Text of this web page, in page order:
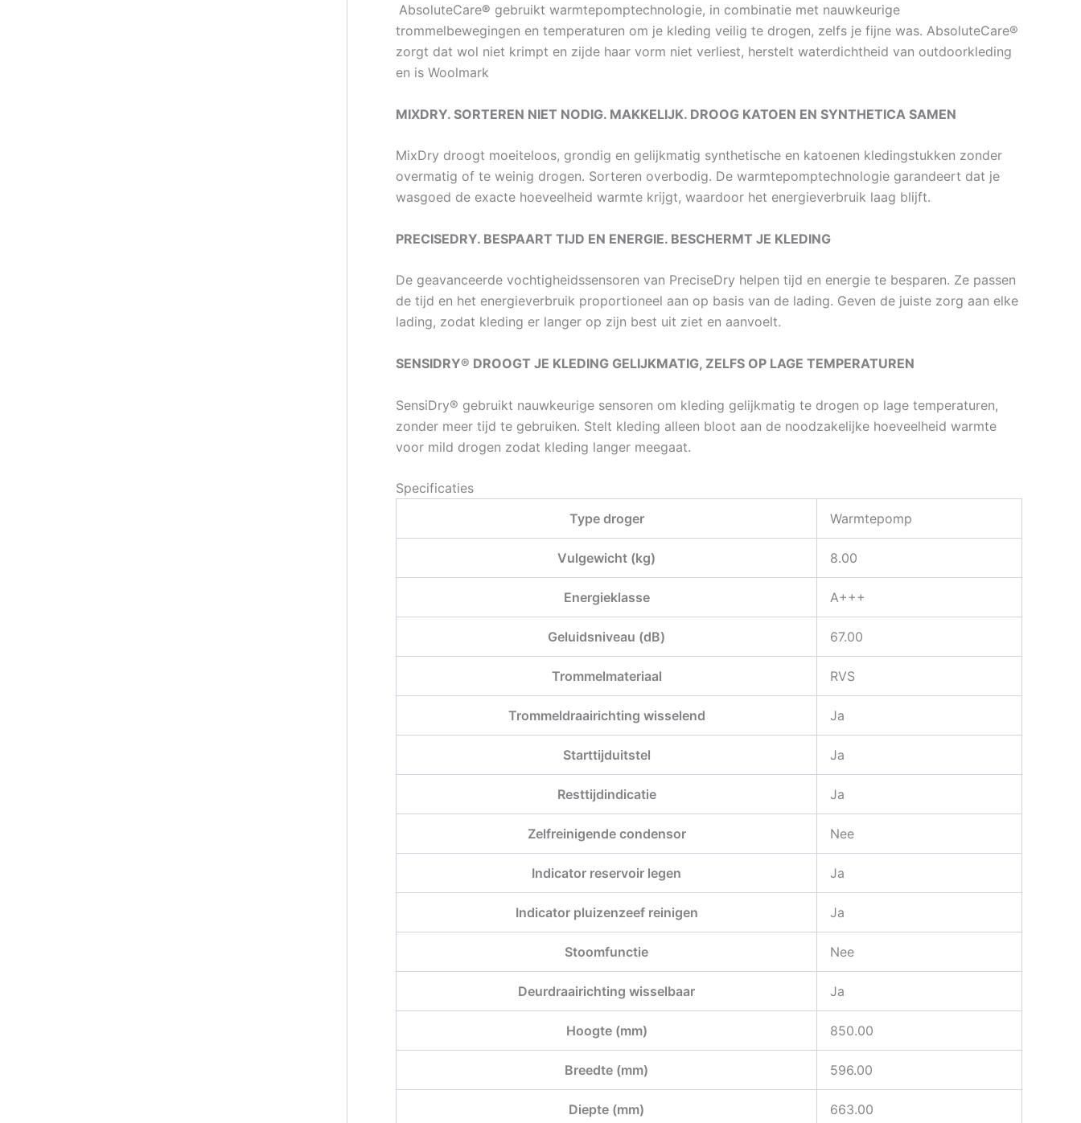
AbsoluteCare® gebruikt warmtepomptechnologie, in combinatie met nauwkeurige
trommelbewegingen en temperaturen om je kleding veilig te drogen, zelfs je fijne was. AbsoluteCare®
zorgt dat wol niet krimpt en zijde haar vorm niet verliest, herstelt waterdichtheid van outdoorkleding
en is Woolmark
MIXDRY. SORTEREN NIET NODIG. MAKKELIJK. DROOG KATOEN EN SYNTHETICA SAMEN
MixDry droogt moeiteloos, grondig en gelijkmatig synthetische en katoenen kledingstukken zonder
overmatig of te weinig drogen. Sorteren overbodig. De warmtepomptechnologie garandeert dat je
wasgoed de exacte hoeveelheid warmte krijgt, waardoor het energieverbruik laag blijft.
PRECISEDRY. BESPAART TIJD EN ENERGIE. BESCHERMT JE KLEDING
De geavanceerde vochtigheidssensoren van PreciseDry helpen tijd en energie te besparen. Ze passen
de tijd en het energieverbruik proportioneel aan op basis van de lading. Geven de juiste zorg aan elke
lading, zodat kleding er langer op zijn best uit ziet en aanvoelt.
SENSIDRY® DROOGT JE KLEDING GELIJKMATIG, ZELFS OP LAGE TEMPERATUREN
SensiDry® gebruikt nauwkeurige sensoren om kleding gelijkmatig te drogen op lage temperaturen,
zonder meer tijd te gebruiken. Stelt kleding alleen bloot aan de noodzakelijke hoeveelheid warmte
voor mild drogen zodat kleding langer meegaat.
Specificaties
Type droger
Warmtepomp
Vulgewicht (kg) 8.00
Energieklasse A+++
Geluidsniveau (dB) 67.00
Trommelmateriaal RVS
Trommeldraairichting wisselend Ja
Starttijduitstel Ja
Resttijdindicatie Ja
Zelfreinigende condensor Nee
Indicator reservoir legen Ja
Indicator pluizenzeef reinigen Ja
Stoomfunctie Nee
Deurdraairichting wisselbaar Ja
Hoogte (mm) 850.00
Breedte (mm) 596.00
Diepte (mm) 663.00